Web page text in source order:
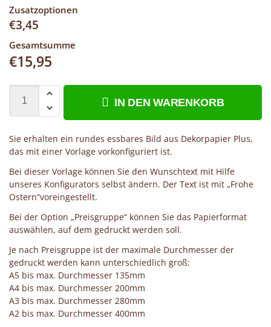
Zusatzoptionen
€3,45
Gesamtsumme
€15,95
IN DEN WARENKORB
Sie erhalten ein rundes essbares Bild aus Dekorpapier Plus,
das mit einer Vorlage vorkonfiguriert ist.
Bei dieser Vorlage können Sie den Wunschtext mit Hilfe
unseres Konfigurators selbst ändern. Der Text ist mit „Frohe
Ostern“voreingestellt.
Bei der Option „Preisgruppe“ können Sie das Papierformat
auswählen, auf dem gedruckt werden soll.
Je nach Preisgruppe ist der maximale Durchmesser der
gedruckt werden kann unterschiedlich groß:
A5 bis max. Durchmesser 135mm
A4 bis max. Durchmesser 200mm
A3 bis max. Durchmesser 280mm
A2 bis max. Durchmesser 400mm